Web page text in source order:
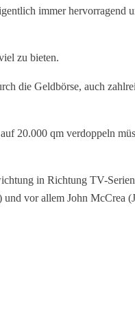
immer hervorragend
zu bieten.
die Geldbörse, auch
20.000 qm verdoppeln
in Richtung TV-
vor allem John McCrea